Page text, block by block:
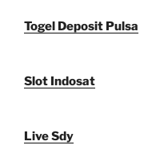
Togel Deposit Pulsa
Slot Indosat
Live Sdy